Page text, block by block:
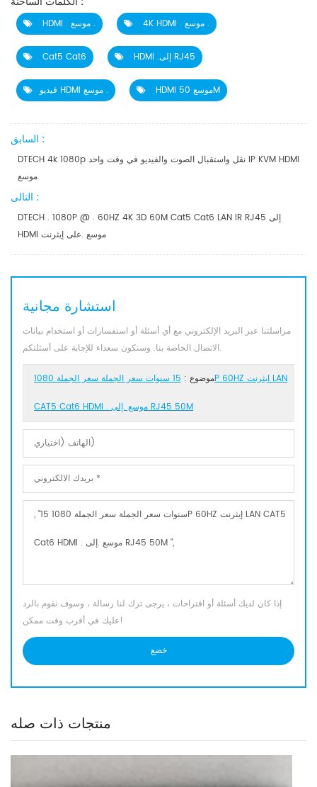
HDMI . موسع . 4K HDMI . موسع .
Cat5 Cat6 HDMI .إلى RJ45
فيديو HDMI موسع . HDMI موسع 50M
السابق :
DTECH 4k 1080p نقل واستقبال الصوت والفيديو في وقت واحد IP KVM HDMI
موسع
التالى :
DTECH . 1080P @ . 60HZ 4K 3D 60M Cat5 Cat6 LAN IR RJ45 إلى
HDMI موسع .على إيثرنت
استشارة مجانية
مراسلتنا عبر البريد الإلكتروني مع أي أسئلة أو استفسارات أو استخدام بيانات
الاتصال الخاصة بنا. وسنكون سعداء للإجابة على أسئلتكم.
موضوع : 15 سنوات سعر الجملة سعر الجملة 1080P 60HZ إيثرنت LAN
CAT5 Cat6 HDMI . موسع .إلى RJ45 50M
إذا كان لديك أسئلة أو اقتراحات ، يرجى ترك لنا رسالة ، وسوف نقوم بالرد
عليك في أقرب وقت ممكن!
منتجات ذات صله